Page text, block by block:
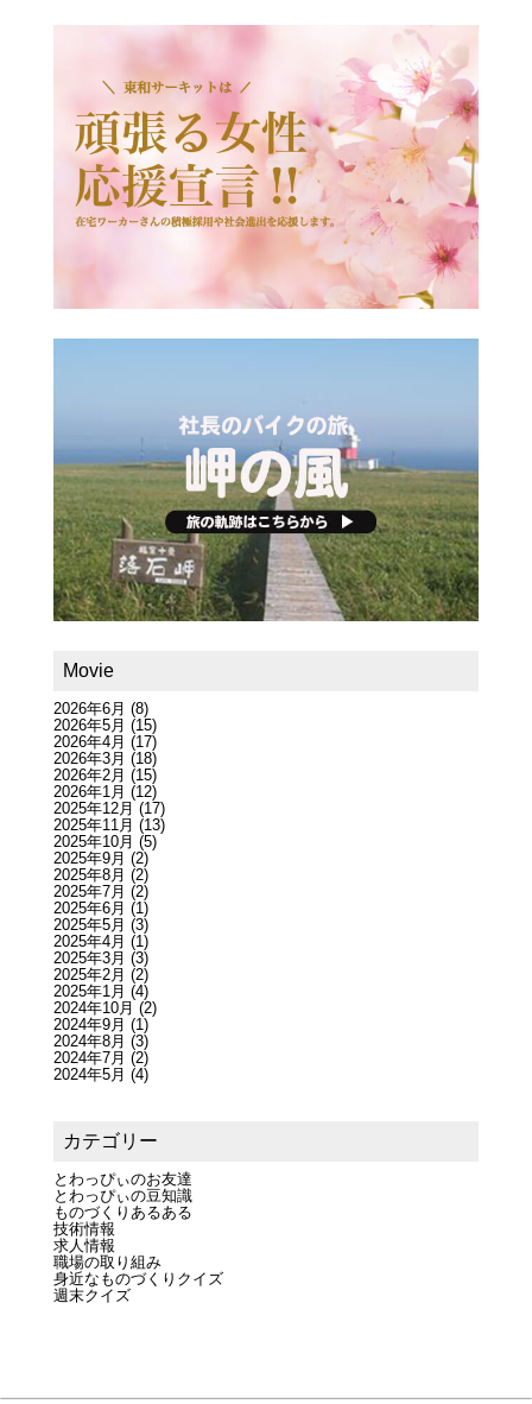
Movie
2026年6月 (8)
2026年5月 (15)
2026年4月 (17)
2026年3月 (18)
2026年2月 (15)
2026年1月 (12)
2025年12月 (17)
2025年11月 (13)
2025年10月 (5)
2025年9月 (2)
2025年8月 (2)
2025年7月 (2)
2025年6月 (1)
2025年5月 (3)
2025年4月 (1)
2025年3月 (3)
2025年2月 (2)
2025年1月 (4)
2024年10月 (2)
2024年9月 (1)
2024年8月 (3)
2024年7月 (2)
2024年5月 (4)
カテゴリー
とわっぴぃのお友達
とわっぴぃの豆知識
ものづくりあるある
技術情報
求人情報
職場の取り組み
身近なものづくりクイズ
週末クイズ